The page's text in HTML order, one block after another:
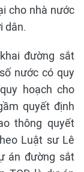
cho nhà nước
dân.
đường sắt
nước có quy
hoạch cho
quyết định
thông quyết
Luật sư Lê
án đường sắt